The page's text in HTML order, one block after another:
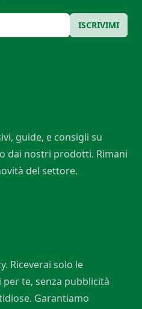
ISCRIVIMI
guide, e consigli su
dai nostri prodotti. Rimani
del settore.
Riceverai solo le
te, senza pubblicità
Garantiamo